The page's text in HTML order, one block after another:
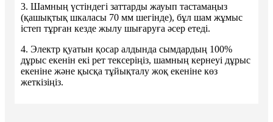
3. Шамның үстіндегі заттарды жауып тастамаңыз
(қашықтық шкаласы 70 мм шегінде), бұл шам жұмыс
істеп тұрған кезде жылу шығаруға әсер етеді.
4. Электр қуатын қосар алдында сымдардың 100%
дұрыс екенін екі рет тексеріңіз, шамның кернеуі дұрыс
екеніне және қысқа тұйықталу жоқ екеніне көз
жеткізіңіз.